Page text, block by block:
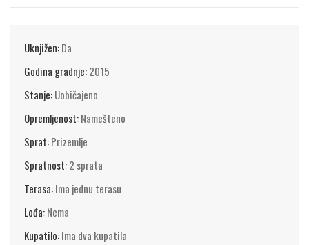
Uknjižen:Da
Godina gradnje:2015
Stanje:Uobičajeno
Opremljenost:Namešteno
Sprat:Prizemlje
Spratnost:2 sprata
Terasa:Ima jednu terasu
Lođa:Nema
Kupatilo:Ima dva kupatila